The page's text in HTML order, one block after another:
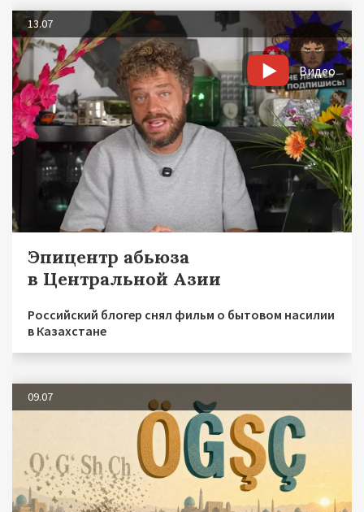
13.07
Видео
Эпицентр абьюза
в Центральной Азии
Российский блогер снял фильм о бытовом насилии
в Казахстане
09.07